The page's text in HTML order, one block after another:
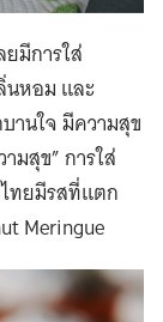
มีการใส่
นหอม และ
านใจ มีความสุข
มสุข” การใส่
ทยมีรสที่แตก
Meringue